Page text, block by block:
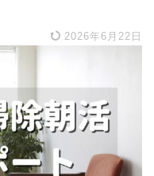
2026年6月22日